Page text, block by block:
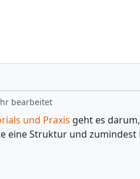
bearbeitet
und Praxis geht es
eine Struktur und